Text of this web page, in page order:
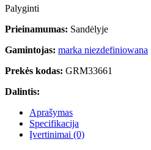
Palyginti
Prieinamumas: Sandėlyje
Gamintojas: marka niezdefiniowana
Prekės kodas: GRM33661
Dalintis:
Aprašymas
Specifikacija
Įvertinimai (0)